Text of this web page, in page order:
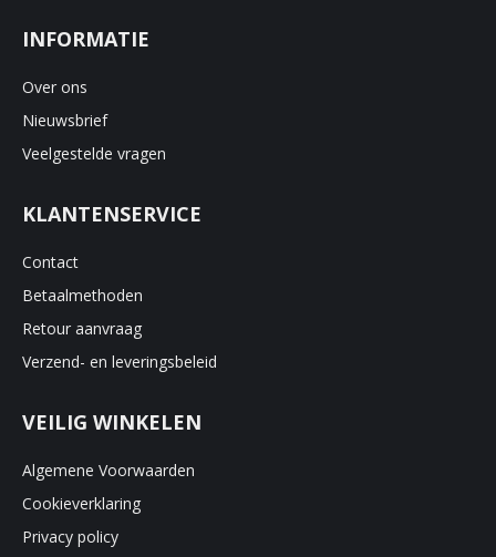
INFORMATIE
Over ons
Nieuwsbrief
Veelgestelde vragen
KLANTENSERVICE
Contact
Betaalmethoden
Retour aanvraag
Verzend- en leveringsbeleid
VEILIG WINKELEN
Algemene Voorwaarden
Cookieverklaring
Privacy policy